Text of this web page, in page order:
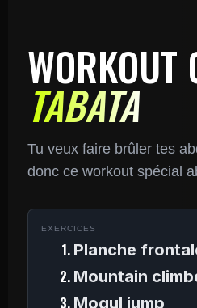
WORKOUT
TABATA
Tu veux faire brûler tes
donc ce workout spécial
EXERCICES
Planche
Mountain
Mogul jump